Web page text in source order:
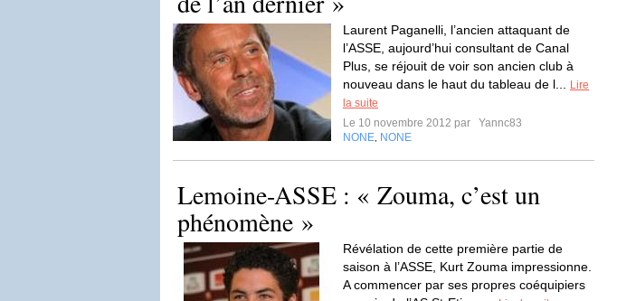
Laurent Paganelli, l’ancien attaquant de
l’ASSE, aujourd’hui consultant de Canal
Plus, se réjouit de voir son ancien club à
nouveau dans le haut du tableau de l...
Lire
la suite
Le 10 novembre 2012 par
Yannc83
NONE NONE
Lemoine-ASSE : « Zouma, c’est un
phénomène »
Révélation de cette première partie de
saison à l’ASSE, Kurt Zouma impressionne.
A commencer par ses propres coéquipiers